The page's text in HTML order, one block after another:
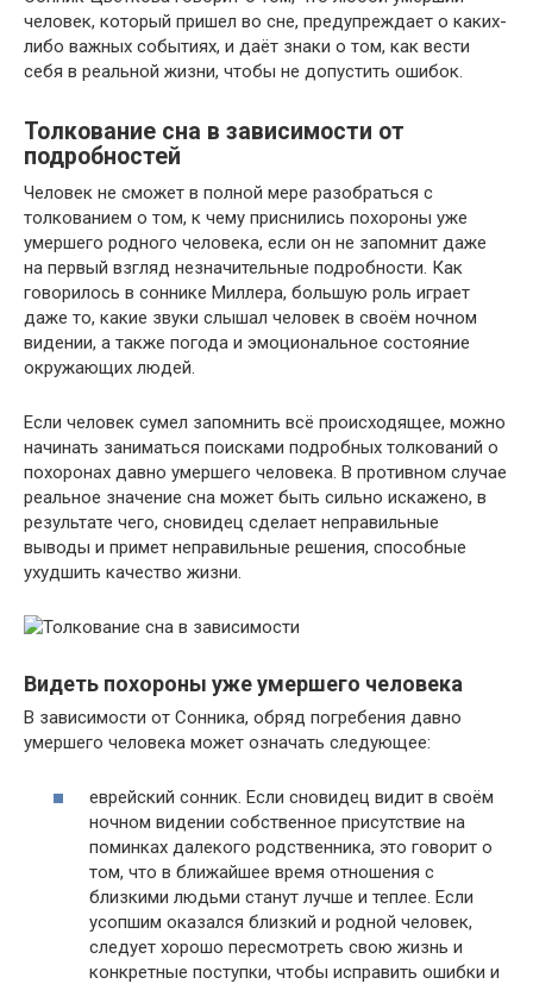
человек, который пришел во сне, предупреждает о каких-
либо важных событиях, и даёт знаки о том, как вести
себя в реальной жизни, чтобы не допустить ошибок.
Толкование сна в зависимости от
подробностей
Человек не сможет в полной мере разобраться с
толкованием о том, к чему приснились похороны уже
умершего родного человека, если он не запомнит даже
на первый взгляд незначительные подробности. Как
говорилось в соннике Миллера, большую роль играет
даже то, какие звуки слышал человек в своём ночном
видении, а также погода и эмоциональное состояние
окружающих людей.
Если человек сумел запомнить всё происходящее, можно
начинать заниматься поисками подробных толкований о
похоронах давно умершего человека. В противном случае
реальное значение сна может быть сильно искажено, в
результате чего, сновидец сделает неправильные
выводы и примет неправильные решения, способные
ухудшить качество жизни.
Видеть похороны уже умершего человека
В зависимости от Сонника, обряд погребения давно
умершего человека может означать следующее:
еврейский сонник. Если сновидец видит в своём
ночном видении собственное присутствие на
поминках далекого родственника, это говорит о
том, что в ближайшее время отношения с
близкими людьми станут лучше и теплее. Если
усопшим оказался близкий и родной человек,
следует хорошо пересмотреть свою жизнь и
конкретные поступки, чтобы исправить ошибки и